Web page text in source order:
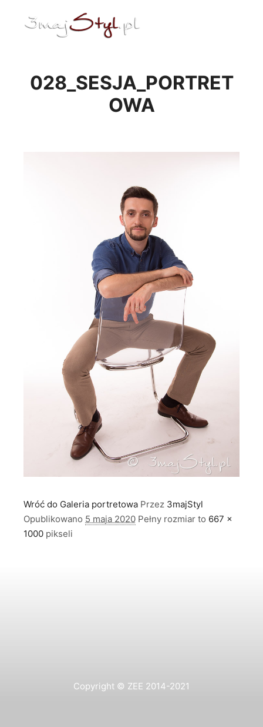
028_SESJA_PORTRET
OWA
Wróć do Galeria portretowa Przez 3majStyl
Opublikowano 5 maja 2020 Pełny rozmiar to 667 ×
1000 pikseli
Copyright © ZEE 2014-2021